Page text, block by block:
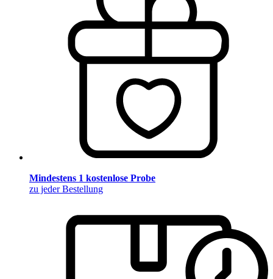
Mindestens 1 kostenlose Probe
zu jeder Bestellung